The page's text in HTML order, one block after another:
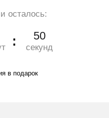
осталось:
49
секунд
в подарок